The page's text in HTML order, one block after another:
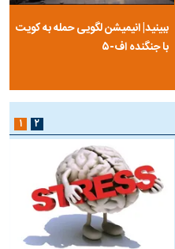
ببینید| انیمیشن لگویی حمله به کویت
با جنگنده اف-۵
۱ ۲